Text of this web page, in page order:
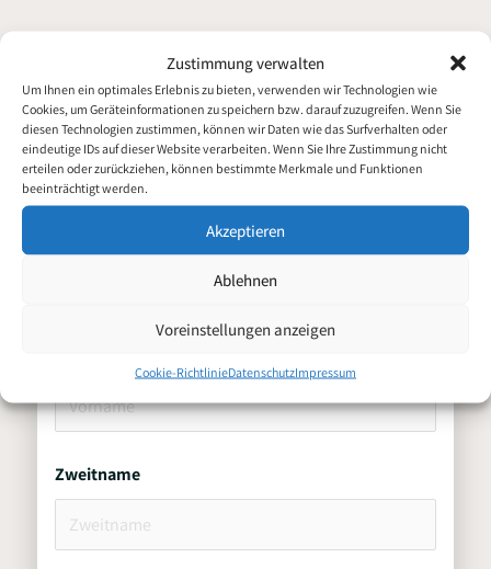
Zustimmung verwalten
Um Ihnen ein optimales Erlebnis zu bieten, verwenden wir Technologien wie
Cookies, um Geräteinformationen zu speichern bzw. darauf zuzugreifen. Wenn Sie
diesen Technologien zustimmen, können wir Daten wie das Surfverhalten oder
eindeutige IDs auf dieser Website verarbeiten. Wenn Sie Ihre Zustimmung nicht
erteilen oder zurückziehen, können bestimmte Merkmale und Funktionen
beeinträchtigt werden.
Akzeptieren
Ablehnen
Voreinstellungen anzeigen
Cookie-RichtlinieDatenschutzImpressum
Bewerbung für
Fertigungsmitarbeiter 3er
Schicht (m/w/d)
Persönliche Daten
Zweitname